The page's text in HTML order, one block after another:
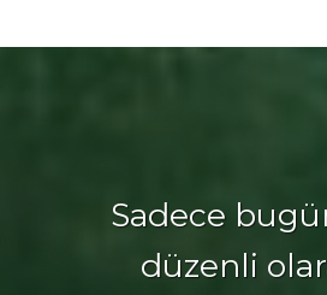
Sadece
düzenli